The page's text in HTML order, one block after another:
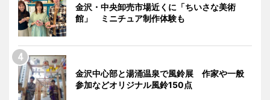
金沢・中央卸売市場近くに「ちいさな美術
館」 ミニチュア制作体験も
金沢中心部と湯涌温泉で風鈴展 作家や一般
参加などオリジナル風鈴150点